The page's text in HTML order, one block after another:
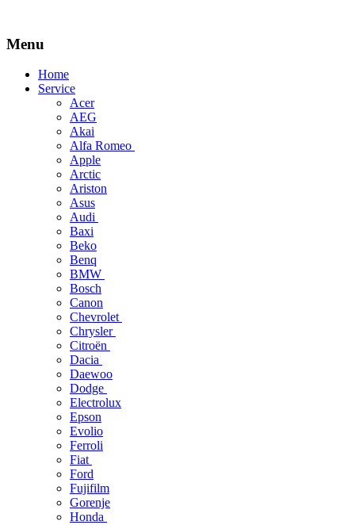
Menu
Skip
Home
Service
Acer
AEG
Akai
Alfa Romeo
Apple
Arctic
Ariston
Asus
Audi
Baxi
Beko
Benq
BMW
Bosch
Canon
Chevrolet
Chrysler
Citroën
Dacia
Daewoo
Dodge
Electrolux
Epson
Evolio
Ferroli
Fiat
Ford
Fujifilm
Gorenje
Honda